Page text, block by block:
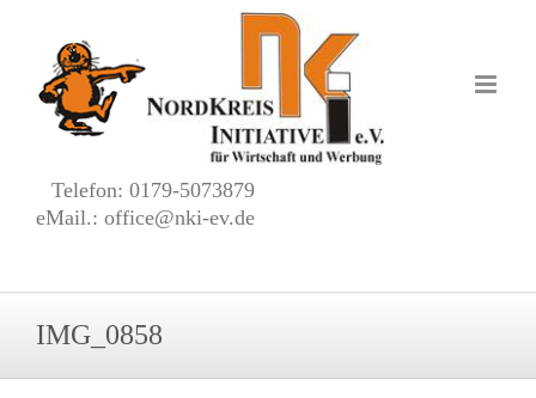
springen
Telefon: 0179-5073879
eMail.: office@nki-ev.de
IMG_0858